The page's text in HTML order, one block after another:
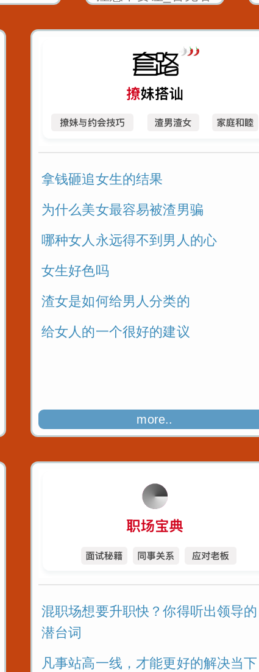
成幽
书式
在提问
_关系
何人
拿钱砸追女生的结果
为什么美女最容易被渣男骗
哪种女人永远得不到男人的心
女生好色吗
渣女是如何给男人分类的
给女人的一个很好的建议
more..
混职场想要升职快？你得听出领导的
潜台词
凡事站高一线，才能更好的解决当下